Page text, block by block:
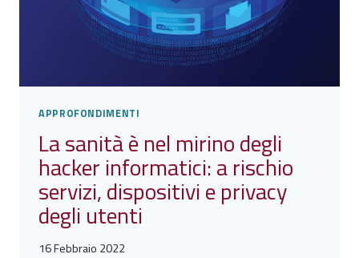
APPROFONDIMENTI
La sanità è nel mirino degli
hacker informatici: a rischio
servizi, dispositivi e privacy
degli utenti
16 Febbraio 2022